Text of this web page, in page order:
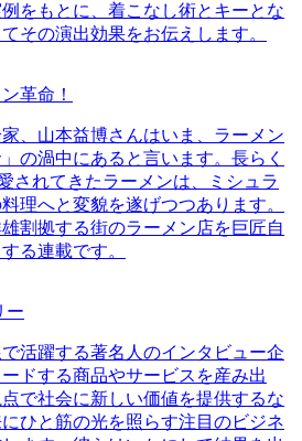
をもとに、着こなし術とキーとな
その演出効果をお伝えします。
革命！
、山本益博さんはいま、ラーメン
の渦中にあると言います。長らく
されてきたラーメンは、ミシュラ
理へと変貌を遂げつつあります。
割拠する街のラーメン店を巨匠自
る連載です。
ー
活躍する著名人のインタビュー企
ドする商品やサービスを産み出
で社会に新しい価値を提供するな
ひと筋の光を照らす注目のビジネ